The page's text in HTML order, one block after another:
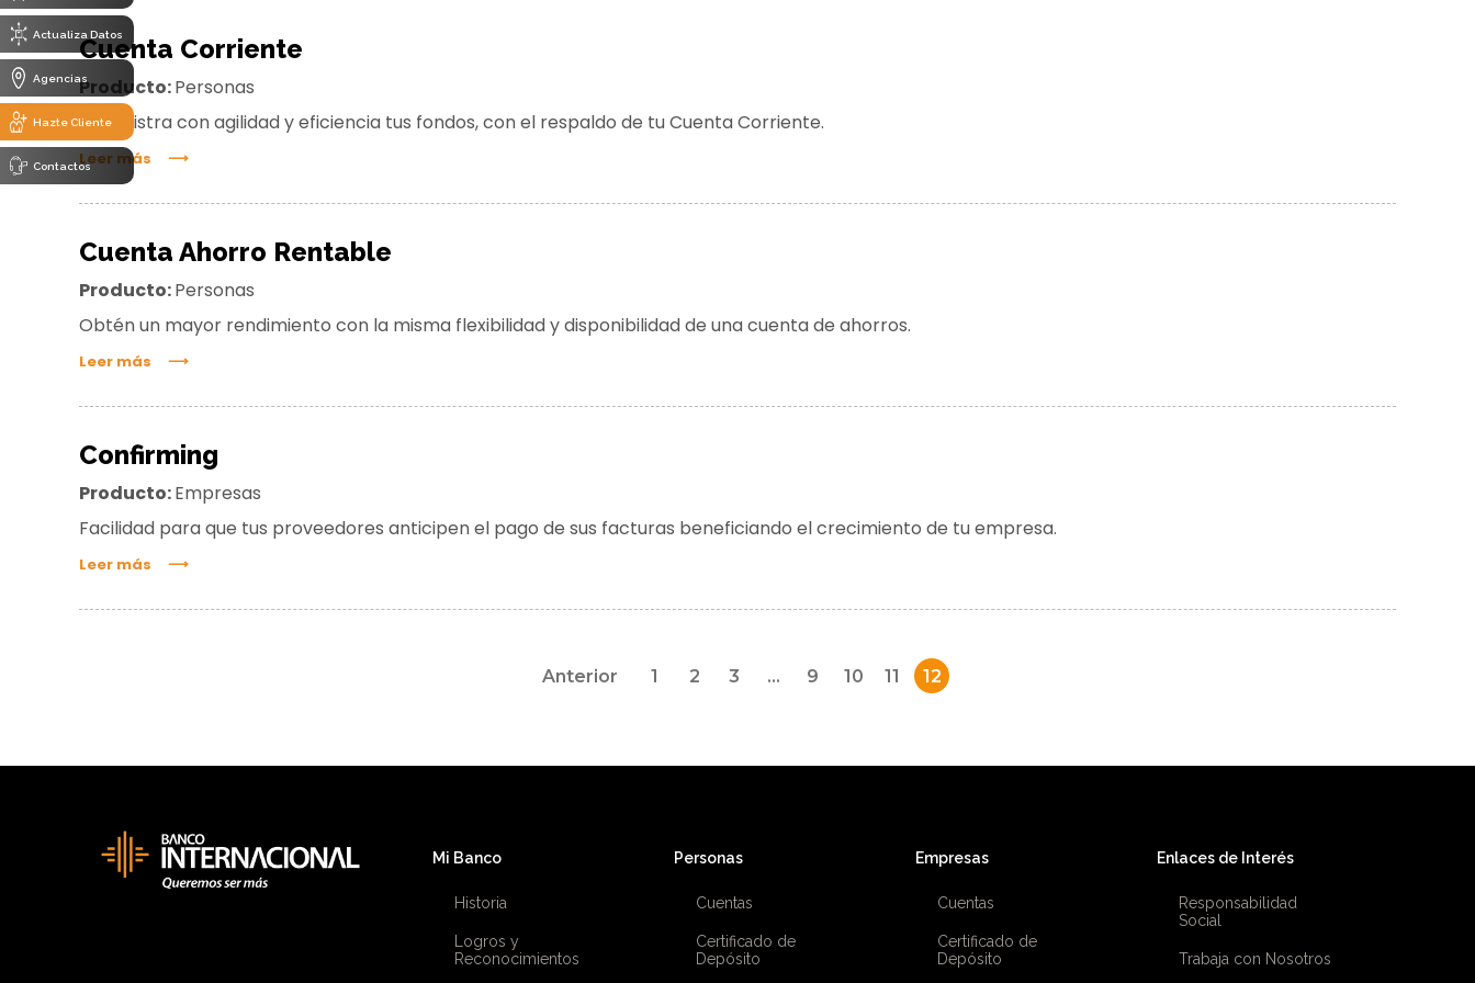
Actualiza Datos
Agencias
Hazte Cliente
Contactos
Cuenta Corriente
Producto:Personas
Administra con agilidad y eficiencia tus fondos, con el respaldo de tu Cuenta Corriente.
Leer más
Cuenta Ahorro Rentable
Producto:Personas
Obtén un mayor rendimiento con la misma flexibilidad y disponibilidad de una cuenta de ahorros.
Leer más
Confirming
Producto:Empresas
Facilidad para que tus proveedores anticipen el pago de sus facturas beneficiando el crecimiento de tu empresa.
Leer más
Anterior 1 2 3 … 9 10 11 12
Mi Banco
Historia
Logros y
Reconocimientos
Personas
Cuentas
Certificado de
Depósito
Empresas
Cuentas
Certificado de
Depósito
Enlaces de Interés
Responsabilidad
Social
Trabaja con Nosotros